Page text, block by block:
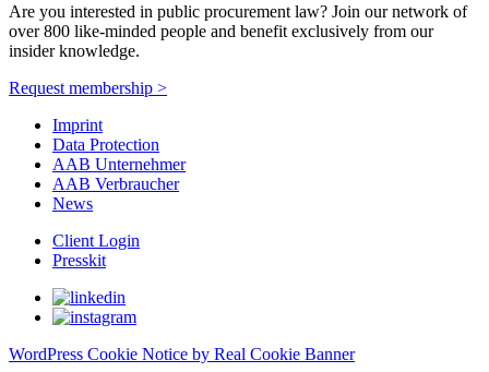
Are you interested in public procurement law? Join our network of
over 800 like-minded people and benefit exclusively from our
insider knowledge.
Request membership >
Imprint
Data Protection
AAB Unternehmer
AAB Verbraucher
News
Client Login
Presskit
WordPress Cookie Notice by Real Cookie Banner